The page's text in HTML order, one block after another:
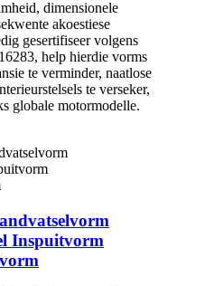
dimensionele
akoestiese
gesertifiseer volgens
help hierdie vorms
te verminder, naatlose
te verseker,
globale motormodelle.
Inspuitvorm